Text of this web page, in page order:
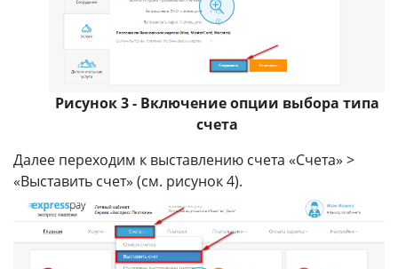
Рисунок 3 - Включение опции выбора типа
счета
Далее переходим к выставлению счета «Счета» >
«Выставить счет» (см. рисунок 4).